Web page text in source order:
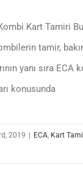
Kart Tamiri
tamir,
yanı sıra ECA
konusunda
2019 | ECA Kart